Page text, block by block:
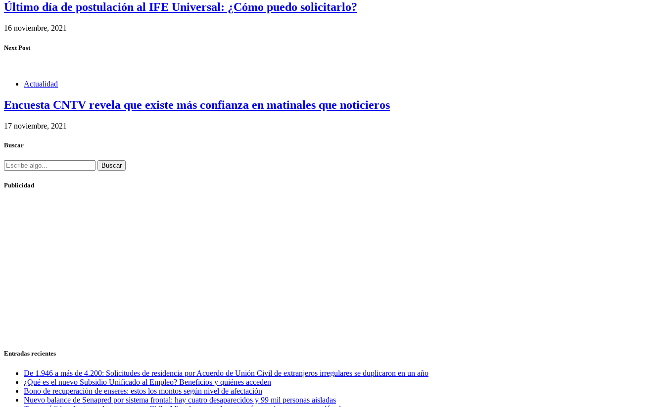
Último día de postulación al IFE Universal: ¿Cómo puedo solicitarlo?
16 noviembre, 2021
Next Post
Actualidad
Encuesta CNTV revela que existe más confianza en matinales que noticieros
17 noviembre, 2021
Buscar
Buscar
Publicidad
Entradas recientes
De 1.946 a más de 4.200: Solicitudes de residencia por Acuerdo de Unión Civil de extranjeros irregulares se duplicaron en un año
¿Qué es el nuevo Subsidio Unificado al Empleo? Beneficios y quiénes acceden
Bono de recuperación de enseres: estos los montos según nivel de afectación
Nuevo balance de Senapred por sistema frontal: hay cuatro desaparecidos y 99 mil personas aisladas